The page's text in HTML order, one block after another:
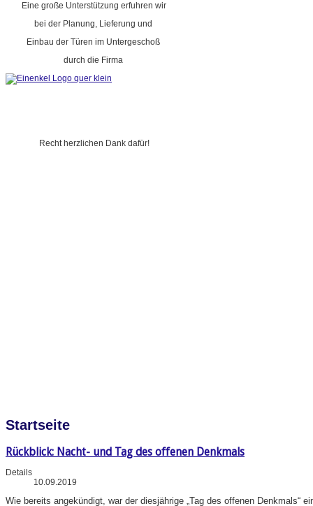
Eine große Unterstützung erfuhren wir
bei der Planung, Lieferung und
Einbau der Türen im Untergeschoß
durch die Firma
Recht herzlichen Dank dafür!
Startseite
Rückblick: Nacht- und Tag des offenen Denkmals
Details
10.09.2019
Wie bereits angekündigt, war der diesjährige „Tag des offenen Denkmals“